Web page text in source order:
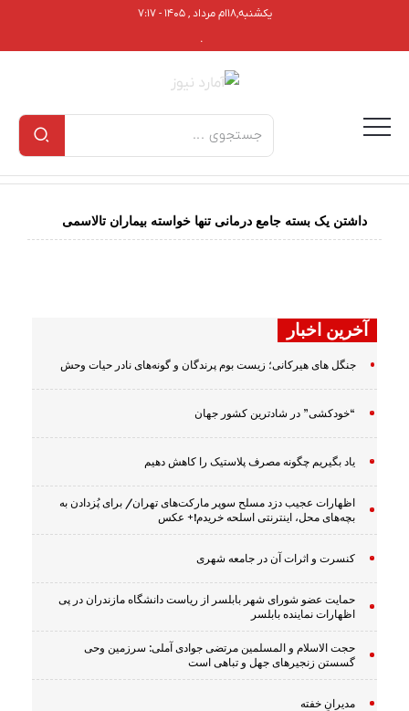
یکشنبه,۱۸ام مرداد , ۱۴۰۵ - ۷:۱۷
.
داشتن یک بسته جامع درمانی تنها خواسته بیماران تالاسمی
آخرین اخبار
جنگل های هیرکانی؛ زیست بوم پرندگان و گونه‌های نادر حیات وحش
“خودکشی” در شادترین کشور جهان
یاد بگیریم چگونه مصرف پلاستیک را کاهش دهیم
اظهارات عجیب دزد مسلح سوپر مارکت‌های تهران/ برای پُزدادن به
بچه‌های محل، اینترنتی اسلحه خریدم!+ عکس
کنسرت و اثرات آن در جامعه شهری
حمایت عضو شورای شهر بابلسر از ریاست دانشگاه مازندران در پی
اظهارات نماینده بابلسر
حجت الاسلام و المسلمین مرتضی جوادی آملی: سرزمین وحى
گسستن زنجیرهاى جهل و تباهى است
مدیرانِ خفته